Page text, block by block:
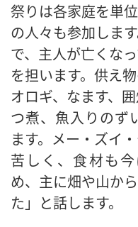
祭りは各家庭を単
の人々も参加しま
で、主人が亡くな
を担います。供え
オロギ、なます、
つ煮、魚入りのず
ます。メー・ズイ
苦しく、食材も
め、主に畑や山か
た」と話します。